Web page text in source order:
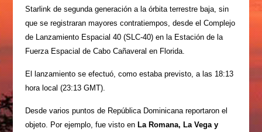
Starlink de segunda generación a la órbita terrestre baja, sin
que se registraran mayores contratiempos, desde el Complejo
de Lanzamiento Espacial 40 (SLC-40) en la Estación de la
Fuerza Espacial de Cabo Cañaveral en Florida.
El lanzamiento se efectuó, como estaba previsto, a las 18:13
hora local (23:13 GMT).
Desde varios puntos de República Dominicana reportaron el
objeto. Por ejemplo, fue visto en La Romana, La Vega y